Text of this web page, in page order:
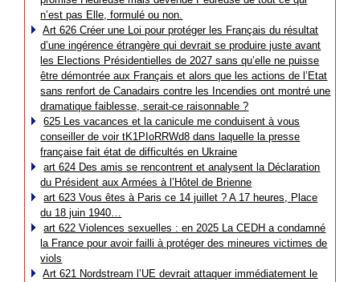
n’est pas Elle, formulé ou non.
Art 626 Créer une Loi pour protéger les Français du résultat
d’une ingérence étrangère qui devrait se produire juste avant
les Elections Présidentielles de 2027 sans qu’elle ne puisse
être démontrée aux Français et alors que les actions de l’Etat
sans renfort de Canadairs contre les Incendies ont montré une
dramatique faiblesse, serait-ce raisonnable ?
625 Les vacances et la canicule me conduisent à vous
conseiller de voir tK1PIoRRWd8 dans laquelle la presse
française fait état de difficultés en Ukraine
art 624 Des amis se rencontrent et analysent la Déclaration
du Président aux Armées à l’Hôtel de Brienne
art 623 Vous êtes à Paris ce 14 juillet ? A 17 heures, Place
du 18 juin 1940…
art 622 Violences sexuelles : en 2025 La CEDH a condamné
la France pour avoir failli à protéger des mineures victimes de
viols
Art 621 Nordstream l’UE devrait attaquer immédiatement le